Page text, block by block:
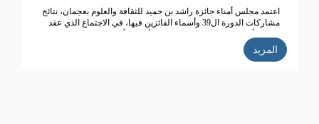
اعتمد مجلس أمناء جائزة راشد بن حميد للثقافة والعلوم بعجمان، نتائج
مشاركات الدورة ال39 وأسماء الفائزين فيها، في الاجتماع الذي عقد
ود. عبدالله السعيدي، ود. عبد المجيد الخاجة، ود. خالد الخاجة، ود. سيف
الشعالي، ود. نهلة القاسمي، وأحمد حبيب الغريب، وخميس عبدالله،
المزيد